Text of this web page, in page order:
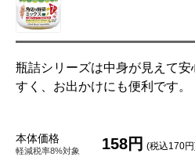
瓶詰シリーズは中身が見えて
すく、お出かけにも便利です。
本体価格
軽減税率8%対象 158円 (税込170